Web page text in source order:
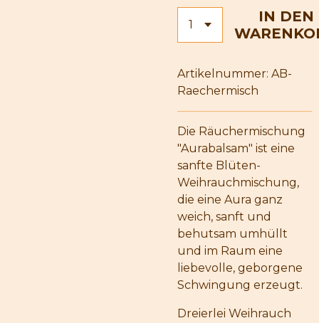
IN DEN
Artikelnummer: AB-
Raechermisch
Die Räuchermischung
"Aurabalsam" ist eine
sanfte Blüten-
Weihrauchmischung,
die eine Aura ganz
weich, sanft und
behutsam umhüllt
und im Raum eine
liebevolle, geborgene
Schwingung erzeugt.
Dreierlei Weihrauch